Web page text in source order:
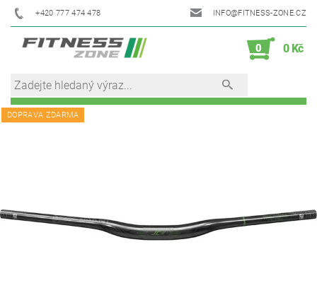
+420 777 474 478 INFO@FITNESS-ZONE.CZ
0 0 Kč
DOPRAVA ZDARMA